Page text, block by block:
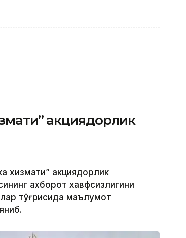
акциядорлик
хизмати” акциядорлик
ахборот хавфсизлигини
тўғрисида маълумот